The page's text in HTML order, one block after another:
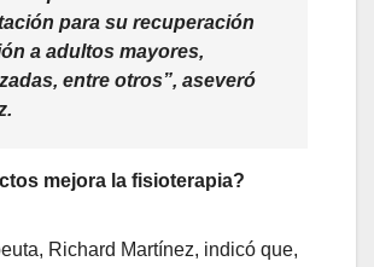
para su recuperación
a adultos mayores,
entre otros”, aseveró
mejora la fisioterapia?
Richard Martínez, indicó que,